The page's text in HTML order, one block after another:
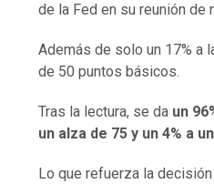
de la Fed en su reunión de
Además de solo un 17% a
de 50 puntos básicos.
Tras la lectura, se da un
un alza de 75 y un 4% a
Lo que refuerza la